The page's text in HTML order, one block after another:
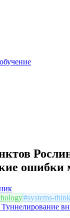
#systems-
Туннелирование